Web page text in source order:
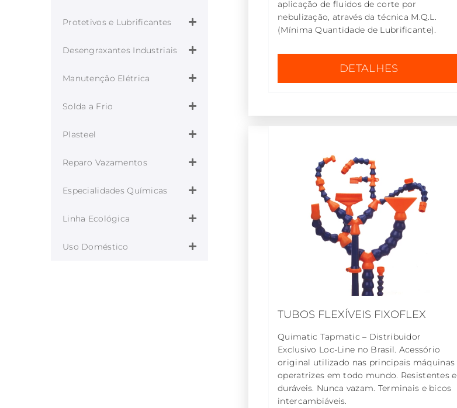
aplicação de fluidos de corte por
nebulização, através da técnica M.Q.L.
(Mínima Quantidade de Lubrificante).
DETALHES
TUBOS FLEXÍVEIS FIXOFLEX
Quimatic Tapmatic – Distribuidor
Exclusivo Loc-Line no Brasil. Acessório
original utilizado nas principais máquinas
operatrizes em todo mundo. Resistentes e
duráveis. Nunca vazam. Terminais e bicos
intercambiáveis.
Protetivos e Lubrificantes
Desengraxantes Industriais
Manutenção Elétrica
Solda a Frio
Plasteel
Reparo Vazamentos
Especialidades Químicas
Linha Ecológica
Uso Doméstico